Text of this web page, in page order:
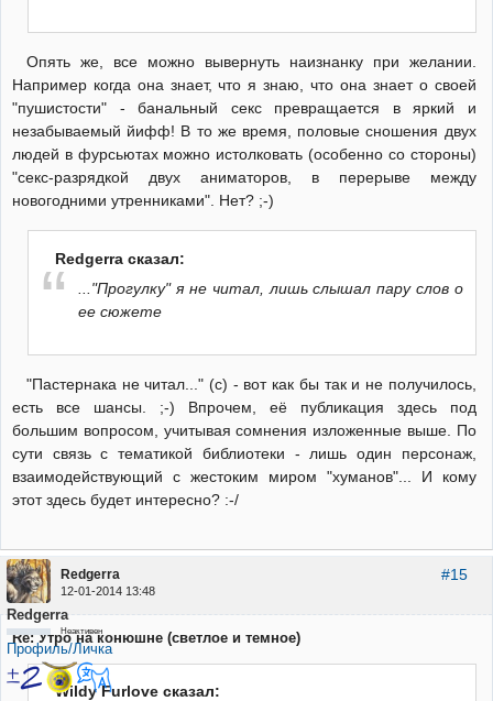
Опять же, все можно вывернуть наизнанку при желании.
Например когда она знает, что я знаю, что она знает о своей
"пушистости" - банальный секс превращается в яркий и
незабываемый йифф! В то же время, половые сношения двух
людей в фурсьютах можно истолковать (особенно со стороны)
"секс-разрядкой двух аниматоров, в перерыве между
новогодними утренниками". Нет? ;-)
Redgerra сказал:
..."Прогулку" я не читал, лишь слышал пару слов о
ее сюжете
"Пастернака не читал..." (с) - вот как бы так и не получилось,
есть все шансы. ;-) Впрочем, её публикация здесь под
большим вопросом, учитывая сомнения изложенные выше. По
сути связь с тематикой библиотеки - лишь один персонаж,
взаимодействующий с жестоким миром "хуманов"... И кому
этот здесь будет интересно? :-/
#15
Redgerra
12-01-2014 13:48
Redgerra
Неактивен
Профиль/Личка
Re: Утро на конюшне (светлое и темное)
Wildy Furlove сказал: